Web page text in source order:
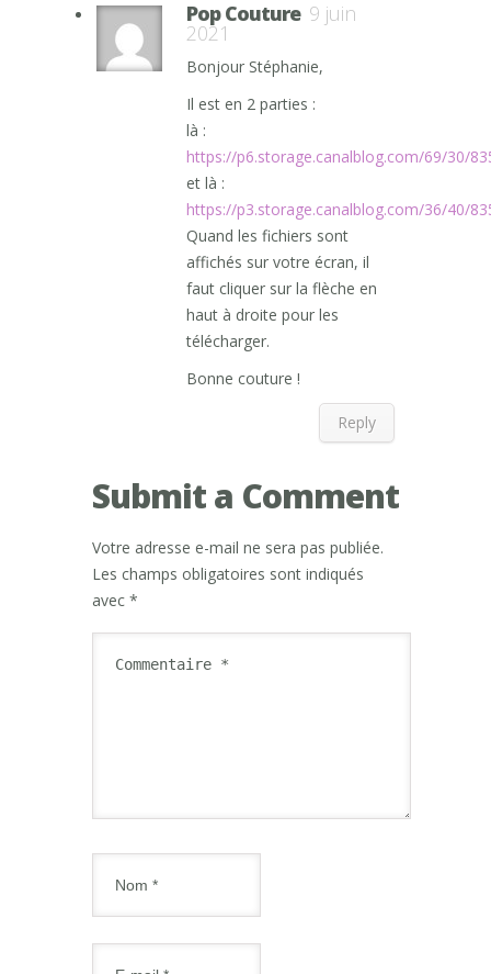
Pop Couture 9 juin
2021
Bonjour Stéphanie,
Il est en 2 parties :
là :
https://p6.storage.canalblog.com/69/30/
et là :
https://p3.storage.canalblog.com/36/40/
Quand les fichiers sont
affichés sur votre écran, il
faut cliquer sur la flèche en
haut à droite pour les
télécharger.
Bonne couture !
Reply
Submit a Comment
Votre adresse e-mail ne sera pas publiée.
Les champs obligatoires sont indiqués
avec *